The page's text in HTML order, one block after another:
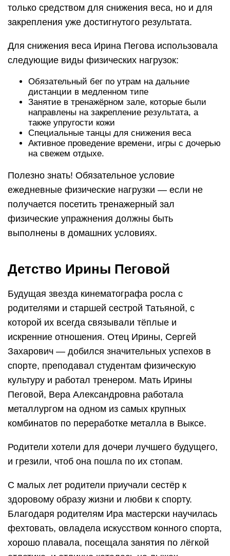
только средством для снижения веса, но и для
закрепления уже достигнутого результата.
Для снижения веса Ирина Пегова использовала
следующие виды физических нагрузок:
Обязательный бег по утрам на дальние
дистанции в медленном типе
Занятие в тренажёрном зале, которые были
направлены на закрепление результата, а
также упругости кожи
Специальные танцы для снижения веса
Активное проведение времени, игры с дочерью
на свежем отдыхе.
Полезно знать! Обязательное условие
ежедневные физические нагрузки — если не
получается посетить тренажерный зал
физические упражнения должны быть
выполнены в домашних условиях.
Детство Ирины Пеговой
Будущая звезда кинематографа росла с
родителями и старшей сестрой Татьяной, с
которой их всегда связывали тёплые и
искренние отношения. Отец Ирины, Сергей
Захарович — добился значительных успехов в
спорте, преподавал студентам физическую
культуру и работал тренером. Мать Ирины
Пеговой, Вера Александровна работала
металлургом на одном из самых крупных
комбинатов по переработке металла в Выксе.
Родители хотели для дочери лучшего будущего,
и грезили, чтоб она пошла по их стопам.
С малых лет родители приучали сестёр к
здоровому образу жизни и любви к спорту.
Благодаря родителям Ира мастерски научилась
фехтовать, овладела искусством конного спорта,
хорошо плавала, посещала занятия по лёгкой